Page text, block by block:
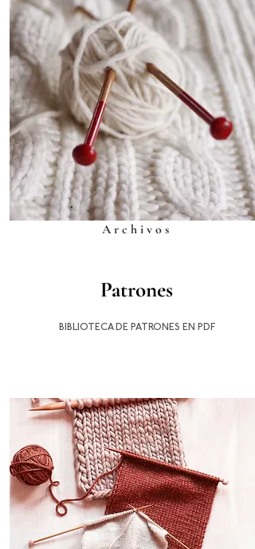
Archivos
Patrones
BIBLIOTECA DE PATRONES EN PDF